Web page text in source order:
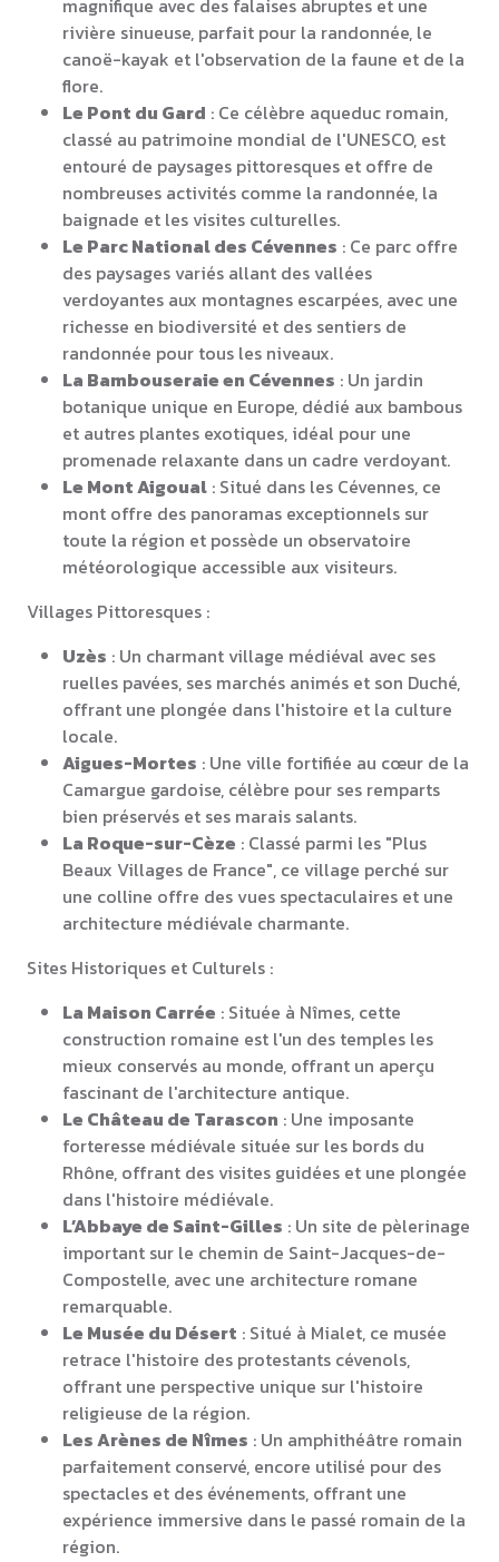
magnifique avec des falaises abruptes et une
rivière sinueuse, parfait pour la randonnée, le
canoë-kayak et l'observation de la faune et de la
flore.
Le Pont du Gard : Ce célèbre aqueduc romain,
classé au patrimoine mondial de l'UNESCO, est
entouré de paysages pittoresques et offre de
nombreuses activités comme la randonnée, la
baignade et les visites culturelles.
Le Parc National des Cévennes : Ce parc offre
des paysages variés allant des vallées
verdoyantes aux montagnes escarpées, avec une
richesse en biodiversité et des sentiers de
randonnée pour tous les niveaux.
La Bambouseraie en Cévennes : Un jardin
botanique unique en Europe, dédié aux bambous
et autres plantes exotiques, idéal pour une
promenade relaxante dans un cadre verdoyant.
Le Mont Aigoual : Situé dans les Cévennes, ce
mont offre des panoramas exceptionnels sur
toute la région et possède un observatoire
météorologique accessible aux visiteurs.
Villages Pittoresques :
Uzès : Un charmant village médiéval avec ses
ruelles pavées, ses marchés animés et son Duché,
offrant une plongée dans l'histoire et la culture
locale.
Aigues-Mortes : Une ville fortifiée au cœur de la
Camargue gardoise, célèbre pour ses remparts
bien préservés et ses marais salants.
La Roque-sur-Cèze : Classé parmi les "Plus
Beaux Villages de France", ce village perché sur
une colline offre des vues spectaculaires et une
architecture médiévale charmante.
Sites Historiques et Culturels :
La Maison Carrée : Située à Nîmes, cette
construction romaine est l'un des temples les
mieux conservés au monde, offrant un aperçu
fascinant de l'architecture antique.
Le Château de Tarascon : Une imposante
forteresse médiévale située sur les bords du
Rhône, offrant des visites guidées et une plongée
dans l'histoire médiévale.
L’Abbaye de Saint-Gilles : Un site de pèlerinage
important sur le chemin de Saint-Jacques-de-
Compostelle, avec une architecture romane
remarquable.
Le Musée du Désert : Situé à Mialet, ce musée
retrace l'histoire des protestants cévenols,
offrant une perspective unique sur l'histoire
religieuse de la région.
Les Arènes de Nîmes : Un amphithéâtre romain
parfaitement conservé, encore utilisé pour des
spectacles et des événements, offrant une
expérience immersive dans le passé romain de la
région.